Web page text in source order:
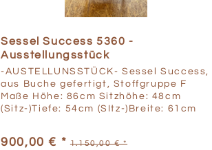
Sessel Success 5360 -
Ausstellungsstück
-AUSTELLUNSSTÜCK- Sessel Success,
aus Buche gefertigt, Stoffgruppe F
Maße Höhe: 86cm Sitzhöhe: 48cm
(Sitz-)Tiefe: 54cm (SItz-)Breite: 61cm
zum fairen Preis Strenge...
900,00 € * 1.150,00 € *